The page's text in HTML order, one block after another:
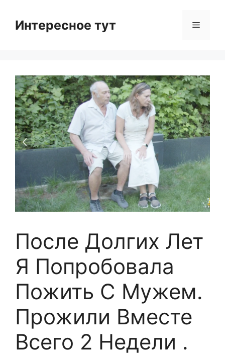
contentИнтересное тут Menu
После Долгих Лет
Я Попробовала
Пожить С Мужем.
Прожили Вместе
Всего 2 Недели .